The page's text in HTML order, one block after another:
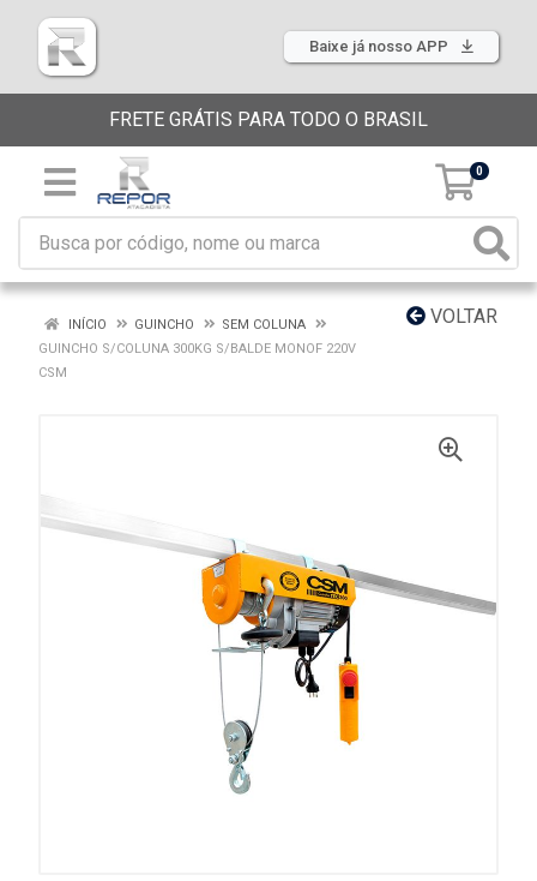
Baixe já nosso APP
FRETE GRÁTIS PARA TODO O BRASIL
0
VOLTAR
INÍCIO GUINCHO
SEM COLUNA
GUINCHO S/COLUNA 300KG S/BALDE MONOF 220V
CSM